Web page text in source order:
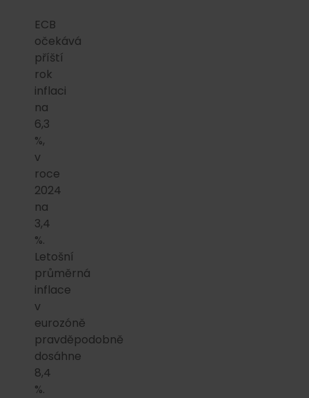
ECB
očekává
příští
rok
inflaci
na
6,3
%,
v
roce
2024
na
3,4
%.
Letošní
průměrná
inflace
v
eurozóně
pravděpodobně
dosáhne
8,4
%.